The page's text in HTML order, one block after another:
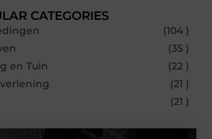
CATEGORIES
(104 )
(35 )
en Tuin
(22 )
(21 )
(21 )